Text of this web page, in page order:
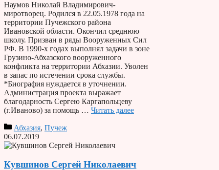
Наумов Николай Владимирович-
миротворец. Родился в 22.05.1978 года на
территории Пучежского района
Ивановской области. Окончил среднюю
школу. Призван в ряды Вооруженных Сил
РФ. В 1990-х годах выполнял задачи в зоне
Грузино-Абхазского вооруженного
конфликта на территории Абхазии. Уволен
в запас по истечении срока службы.
*Биография нуждается в уточнении.
Администрация проекта выражает
благодарность Сергею Каргапольцеву
(г.Иваново) за помощь … Читать далее
Абхазия, Пучеж
06.07.2019
Кувшинов Сергей Николаевич